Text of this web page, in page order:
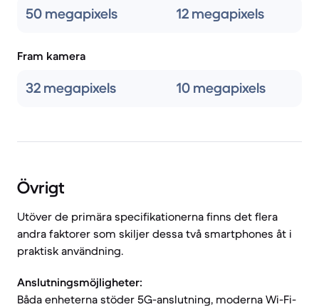
50 megapixels 12 megapixels
Fram kamera
32 megapixels 10 megapixels
Övrigt
Utöver de primära specifikationerna finns det flera
andra faktorer som skiljer dessa två smartphones åt i
praktisk användning.
Anslutningsmöjligheter:
Båda enheterna stöder 5G-anslutning, moderna Wi-Fi-